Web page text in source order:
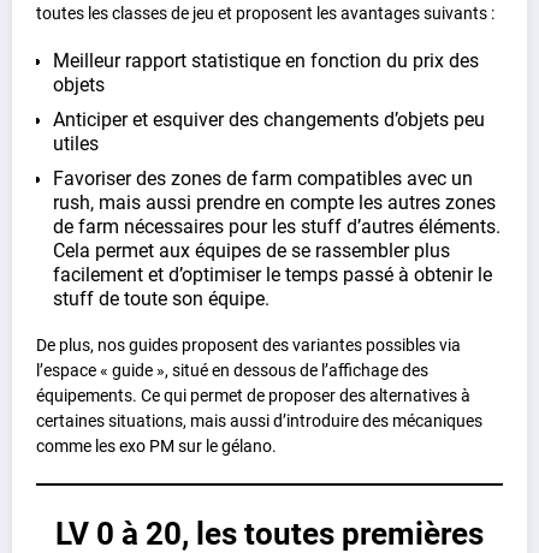
toutes les classes de jeu et proposent les avantages suivants :
Meilleur rapport statistique en fonction du prix des
objets
Anticiper et esquiver des changements d’objets peu
utiles
Favoriser des zones de farm compatibles avec un
rush, mais aussi prendre en compte les autres zones
de farm nécessaires pour les stuff d’autres éléments.
Cela permet aux équipes de se rassembler plus
facilement et d’optimiser le temps passé à obtenir le
stuff de toute son équipe.
De plus, nos guides proposent des variantes possibles via
l’espace « guide », situé en dessous de l’affichage des
équipements. Ce qui permet de proposer des alternatives à
certaines situations, mais aussi d’introduire des mécaniques
comme les exo PM sur le gélano.
LV 0 à 20, les toutes premières